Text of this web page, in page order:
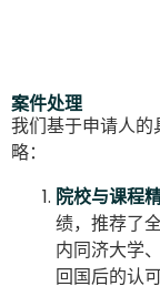
案件处理
我们基于申请人
略：
院校与课程
绩，推荐了
内同济大学
回国后的认